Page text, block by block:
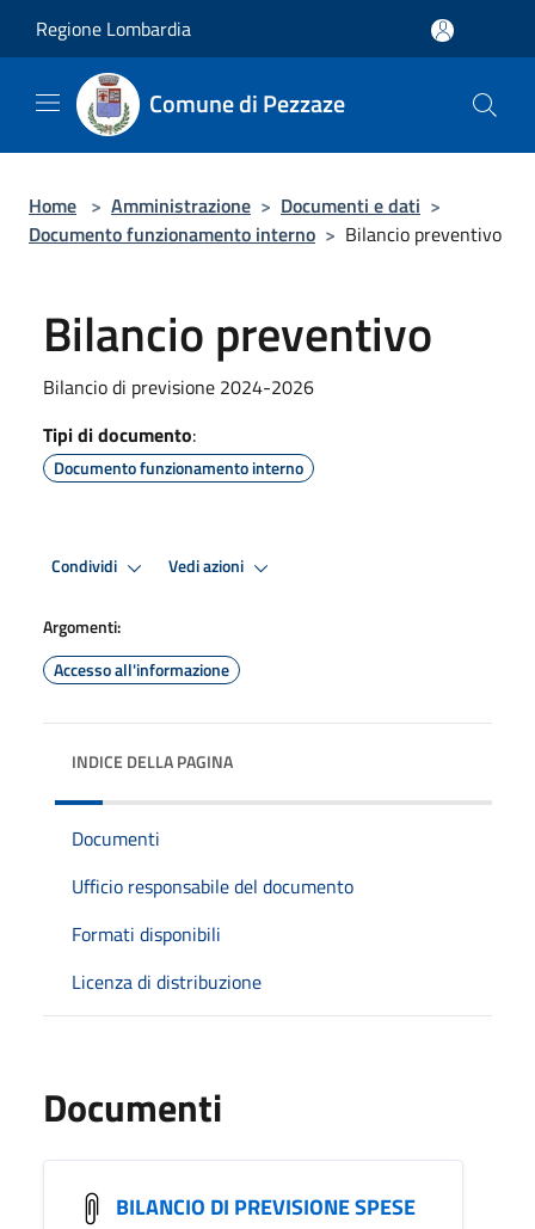
Regione Lombardia
Comune di Pezzaze
Home > Amministrazione > Documenti e dati >
Documento funzionamento interno > Bilancio preventivo
Bilancio preventivo
Bilancio di previsione 2024-2026
Tipi di documento:
Documento funzionamento interno
Condividi Vedi azioni
Argomenti:
Accesso all'informazione
INDICE DELLA PAGINA
Documenti
Ufficio responsabile del documento
Formati disponibili
Licenza di distribuzione
Documenti
BILANCIO DI PREVISIONE SPESE